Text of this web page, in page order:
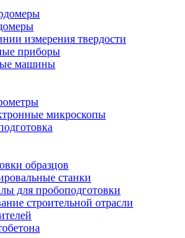
измерения твердости
приборы
машины
микроскопы
образцов
станки
для пробоподготовки
строительной отрасли